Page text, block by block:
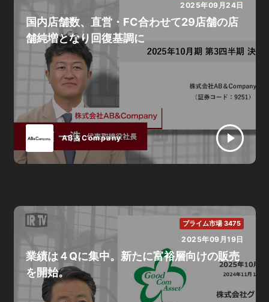
2025年09月24日
AB＆Company
国内店舗数、直営・FC合わせて29店舗の店
舗純増となり回復基調に
プライム市場 3475
2025年09月19日
業績は４Qに集中。新たに富裕層向けの販売
を開始。